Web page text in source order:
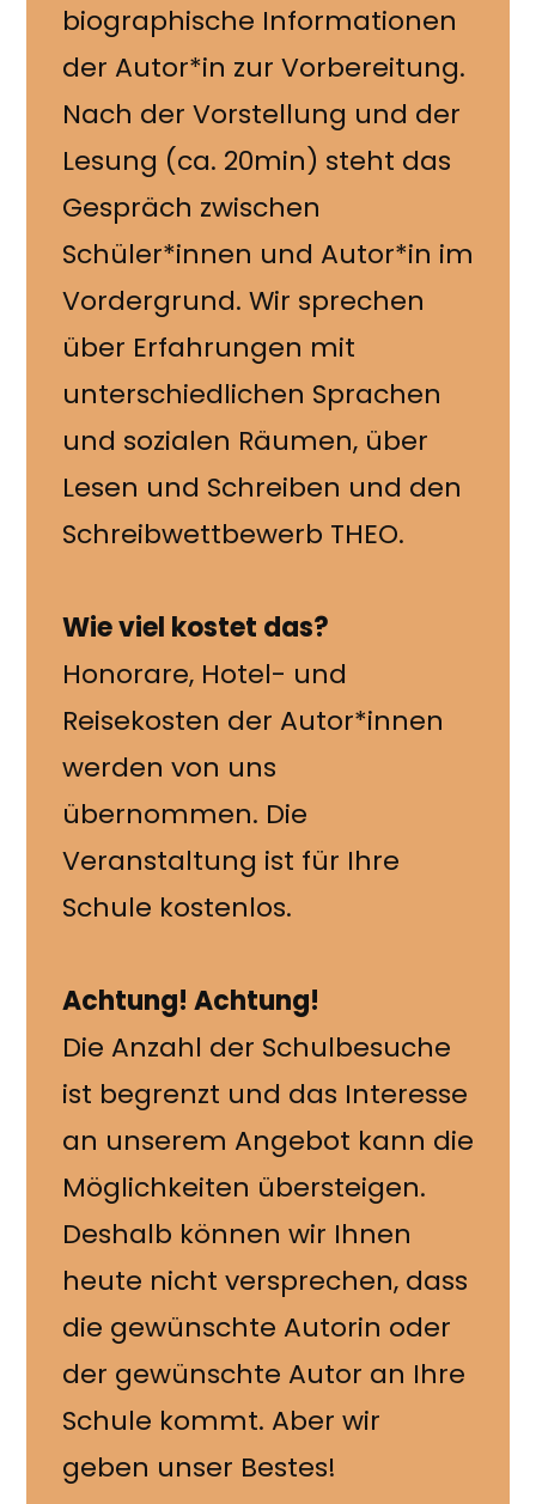
biographische Informationen
der Autor*in zur Vorbereitung.
Nach der Vorstellung und der
Lesung (ca. 20min) steht das
Gespräch zwischen
Schüler*innen und Autor*in im
Vordergrund. Wir sprechen
über Erfahrungen mit
unterschiedlichen Sprachen
und sozialen Räumen, über
Lesen und Schreiben und den
Schreibwettbewerb THEO.
Wie viel kostet das?
Honorare, Hotel- und
Reisekosten der Autor*innen
werden von uns
übernommen. Die
Veranstaltung ist für Ihre
Schule kostenlos.
Achtung! Achtung!
Die Anzahl der Schulbesuche
ist begrenzt und das Interesse
an unserem Angebot kann die
Möglichkeiten übersteigen.
Deshalb können wir Ihnen
heute nicht versprechen, dass
die gewünschte Autorin oder
der gewünschte Autor an Ihre
Schule kommt. Aber wir
geben unser Bestes!